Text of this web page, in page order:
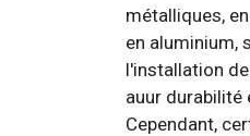
métalliques,
en aluminium,
l'installation
auur durabilité
Cependant,